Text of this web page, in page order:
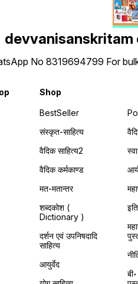
devvanisanskritam
No 8319694799 For
Shop
BestSeller
संस्कृत-साहित्य
वैदिक साहित्य2
वैदिक कर्मकाण्ड
मत-मतान्तर
शब्दकोश (
Dictionary )
दर्शन एवं उपनिषदादि
साहित्य
आयुर्वेद